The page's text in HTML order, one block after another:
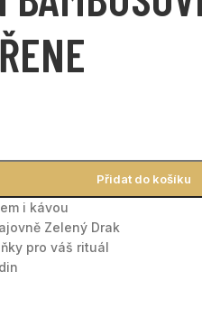
Přidat do košíku
i kávou
Zelený Drak
pro váš rituál